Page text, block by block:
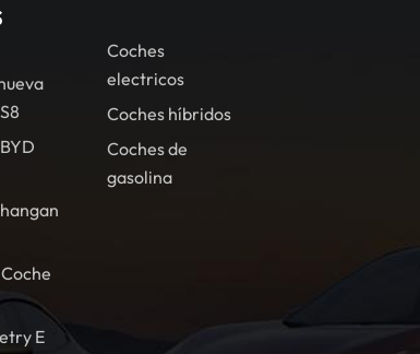
E
Coches
electricos
Coches híbridos
Coches de
gasolina